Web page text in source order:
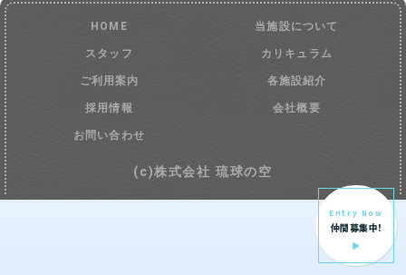
Entry Now
仲間募集中!
HOME 当施設について
スタッフ カリキュラム
ご利用案内 各施設紹介
採用情報 会社概要
お問い合わせ
(c)株式会社 琉球の空